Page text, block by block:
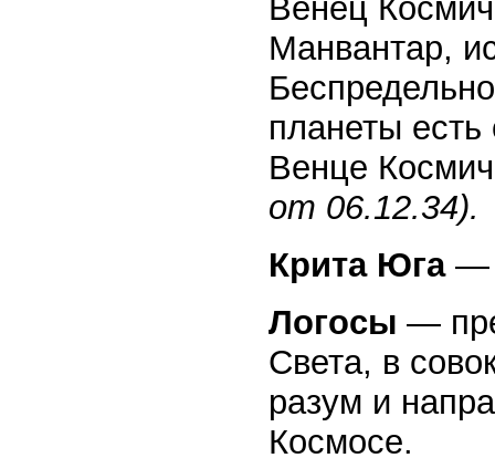
Венец
Манвантар,
планеты
Венце
от 06.12.34).
Крита Юга—
Логосы —
Света, в
разум и
Космосе.